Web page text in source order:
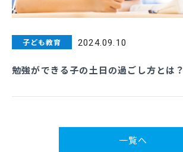
子ども教育 2024.09.10
勉強ができる子の土日の過ごし方とは？
一覧へ